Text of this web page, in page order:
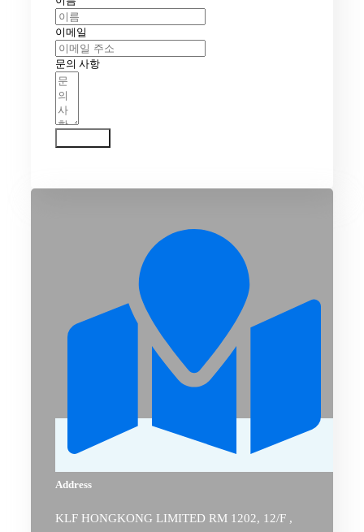
이메일
문의 사항
Address
KLF HONGKONG LIMITED RM 1202, 12/F ,